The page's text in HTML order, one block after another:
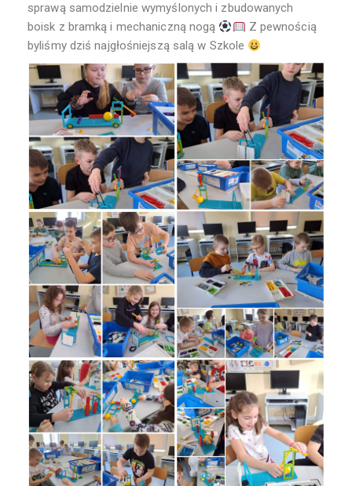
sprawą samodzielnie wymyślonych i zbudowanych
boisk z bramką i mechaniczną nogą
Z pewnością
byliśmy dziś najgłośniejszą salą w Szkole